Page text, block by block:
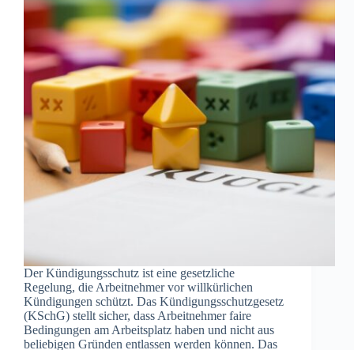
Der Kündigungsschutz ist eine gesetzliche
Regelung, die Arbeitnehmer vor willkürlichen
Kündigungen schützt. Das Kündigungsschutzgesetz
(KSchG) stellt sicher, dass Arbeitnehmer faire
Bedingungen am Arbeitsplatz haben und nicht aus
beliebigen Gründen entlassen werden können. Das